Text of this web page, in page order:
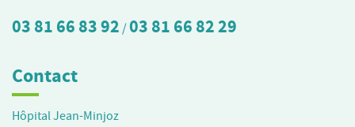
03 81 66 83 92 /03 81 66 82 29
Contact
Hôpital Jean-Minjoz